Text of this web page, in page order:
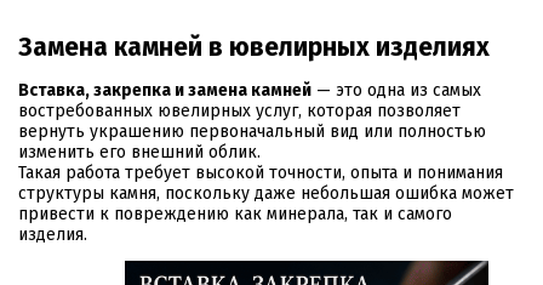
Замена камней в ювелирных изделиях
Вставка, закрепка и замена камней — это одна из самых
востребованных ювелирных услуг, которая позволяет
вернуть украшению первоначальный вид или полностью
изменить его внешний облик.
Такая работа требует высокой точности, опыта и понимания
структуры камня, поскольку даже небольшая ошибка может
привести к повреждению как минерала, так и самого
изделия.